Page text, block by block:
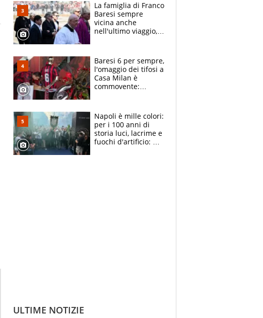
La famiglia di Franco
Baresi sempre
vicina anche
nell'ultimo viaggio,
circondati
dall'affetto dei tifosi
Baresi 6 per sempre,
l'omaggio dei tifosi a
Casa Milan è
commovente:
bigliettini
Napoli è mille colori:
per i 100 anni di
storia luci, lacrime e
fuochi d'artificio: De
ULTIME NOTIZIE